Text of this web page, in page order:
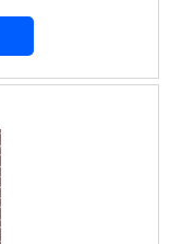
1997.
d....